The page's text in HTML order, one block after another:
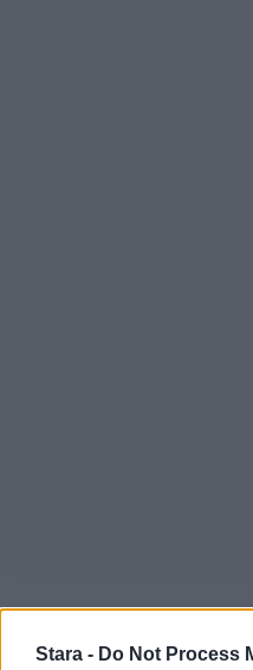
Stara - Do Not Process
Staran